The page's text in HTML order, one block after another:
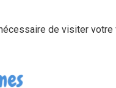
de visiter votre